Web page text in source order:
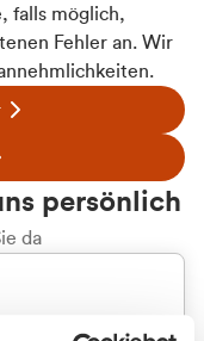
falls möglich,
Fehler an. Wir
persönlich
da